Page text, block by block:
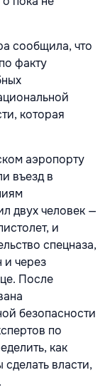
сообщила, что
факту
которая
аэропорту
въезд в
двух человек —
и
спецназа,
и через
После
безопасности
по
как
власти,